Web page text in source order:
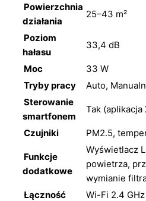
Powierzchnia
działania
25–43 m²
Poziom
hałasu
33,4 dB
Moc
33 W
Tryby pracy
Auto,
Sterowanie
smartfonem
Tak (aplikacja
Czujniki PM2.5,
Funkcje
dodatkowe
Wyświetlacz
powietrza,
wymianie
Łączność
Wi-Fi 2.4 GHz